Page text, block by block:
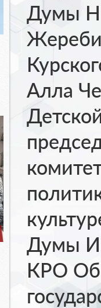
Думы
Алла
Думы
КРО